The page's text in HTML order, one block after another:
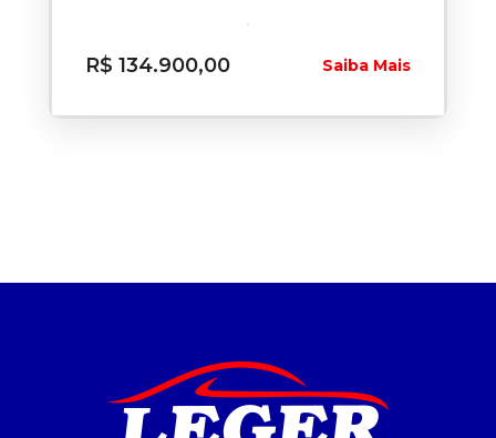
R$ 134.900,00 Saiba Mais